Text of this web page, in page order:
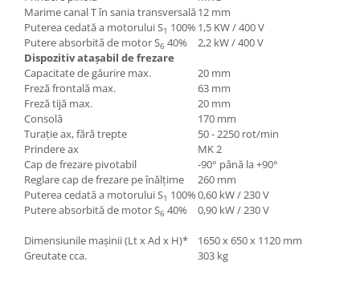
Marime canal T în sania transversală12 mm
Puterea cedată a motorului S1 100% 1,5 KW / 400 V
Putere absorbită de motor S6 40%
2,2 kW / 400 V
Dispozitiv ataşabil de frezare
Capacitate de găurire max.
20 mm
Freză frontală max.
63 mm
Freză tijă max.
20 mm
Consolă
170 mm
Turaţie ax, fără trepte
50 - 2250 rot/min
Prindere ax
MK 2
Cap de frezare pivotabil
-90° până la +90°
Reglare cap de frezare pe înălţime
260 mm
Puterea cedată a motorului S1 100%0,60 kW / 230 V
Putere absorbită de motor S6 40% 0,90 kW / 230 V
Dimensiunile maşinii (Lt x Ad x H)*
1650 x 650 x 1120 mm
Greutate cca.
303 kg